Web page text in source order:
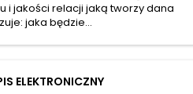
i jakości relacji jaką tworzy dana
jaka będzie...
ELEKTRONICZNY